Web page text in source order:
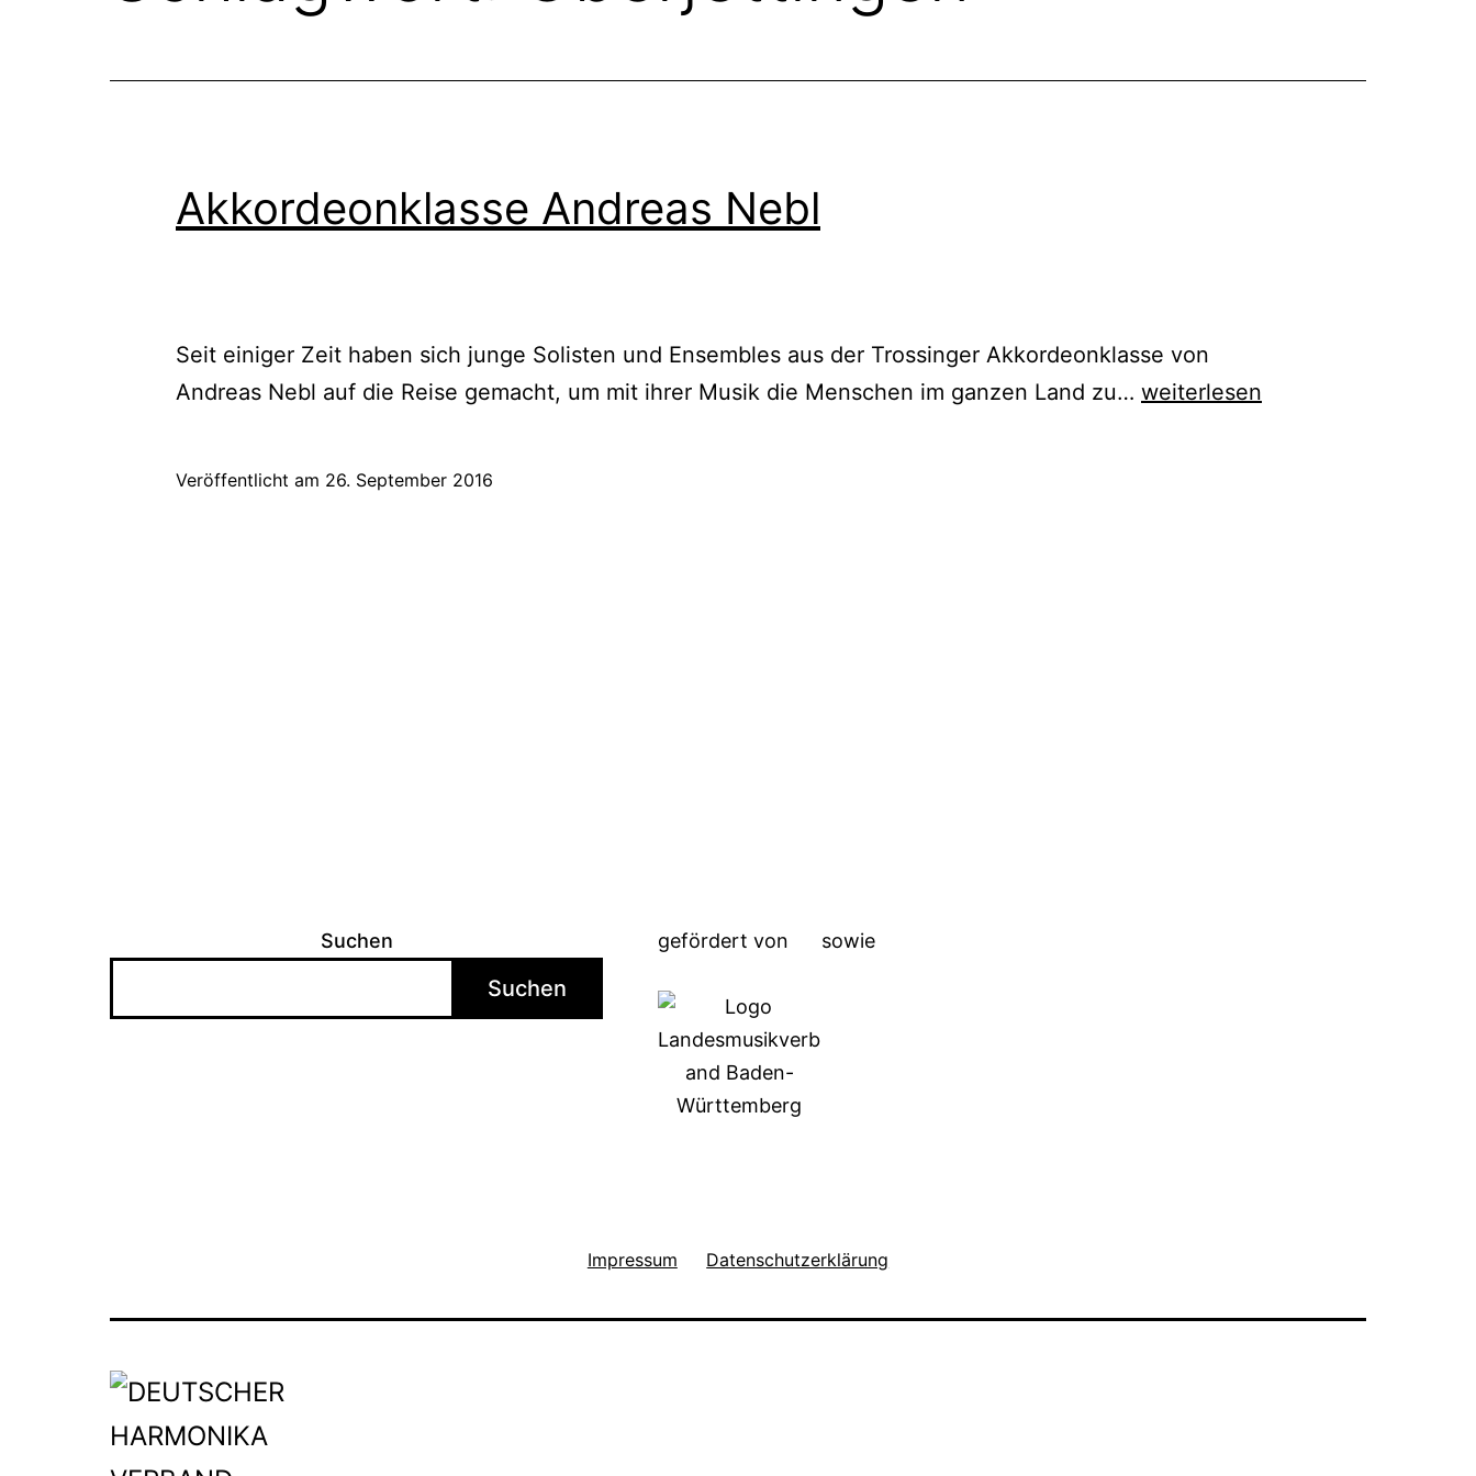
Akkordeonklasse Andreas Nebl
Seit einiger Zeit haben sich junge Solisten und Ensembles aus der Trossinger Akkordeonklasse von
Andreas Nebl auf die Reise gemacht, um mit ihrer Musik die Menschen im ganzen Land zu… Akkordeonklasse
weiterlesen
Veröffentlicht am 26. September 2016
Suchen
Suchen
gefördert von sowie
Impressum Datenschutzerklärung